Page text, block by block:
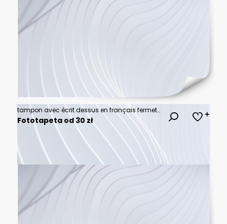
tampon avec écrit dessus en français fermeture définitive
Fototapeta od 30 zł